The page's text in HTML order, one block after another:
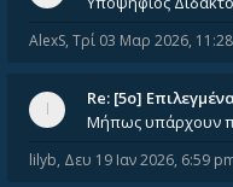
AlexS, Τρί 03 Μαρ 2026,
Re: [5ο]
Μήπως υπάρχουν
lilyb, Δευ 19 Ιαν 2026, 6:59